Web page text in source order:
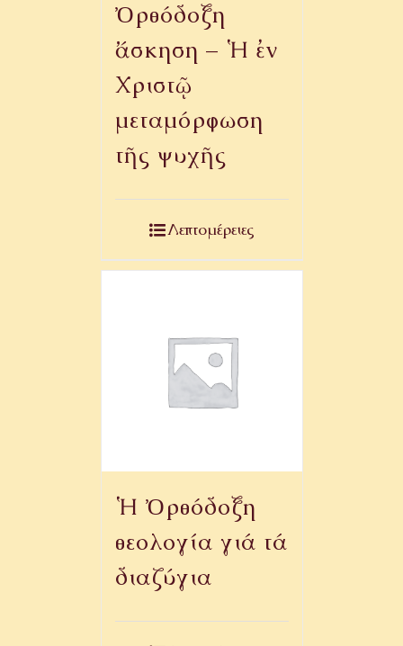
Ὀρθόδοξη
ἄσκηση – Ἡ ἐν
Χριστῷ
μεταμόρφωση
τῆς ψυχῆς
Λεπτομέρειες
Ἡ Ὀρθόδοξη
θεολογία γιά τά
διαζύγια